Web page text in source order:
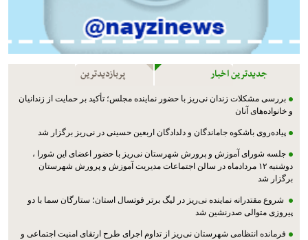
جدیدترین اخبار پربازدیدترین
بررسی مشکلات زندان نی‌ریز با حضور نماینده مجلس؛ تأکید بر حمایت از زندانیان
و خانواده‌های آنان
پیاده‌روی باشکوه جاماندگان و دلدادگان اربعین حسینی در نی‌ریز برگزار شد
جلسه شورای آموزش و پرورش شهرستان نی‌ریز با حضور اعضای این شورا ،
دوشنبه ۱۲ مردادماه در سالن اجتماعات مدیریت آموزش و پرورش شهرستان
برگزار شد
شروع مقتدرانه نماینده نی‌ریز در لیگ برتر فوتسال استان؛ ستارگان سما با دو
پیروزی متوالی صدرنشین شد
فرمانده انتظامی شهرستان نی‌ریز از تداوم اجرای طرح ارتقای امنیت اجتماعی و